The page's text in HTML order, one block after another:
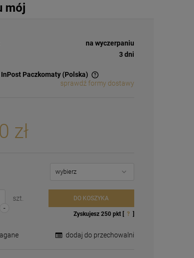
mój
na wyczerpaniu
3 dni
InPost Paczkomaty (Polska)
sprawdź formy dostawy
zł
-
szt.
DO KOSZYKA
Zyskujesz 250pkt [ ? ]
dodaj do przechowalni